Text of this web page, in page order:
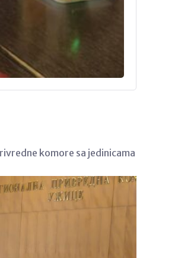
komore sa jedinicama